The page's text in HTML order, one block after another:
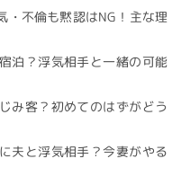
・不倫も黙認はNG！主な理
泊？浮気相手と一緒の可能
み客？初めてのはずがどう
夫と浮気相手？今妻がやる